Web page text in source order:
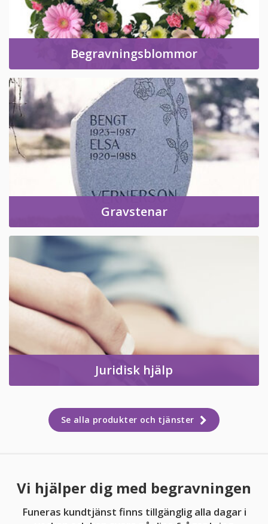
Begravningsblommor
Gravstenar
Juridisk hjälp
Se alla produkter och tjänster
Vi hjälper dig med begravningen
Funeras kundtjänst finns tillgänglig alla dagar i